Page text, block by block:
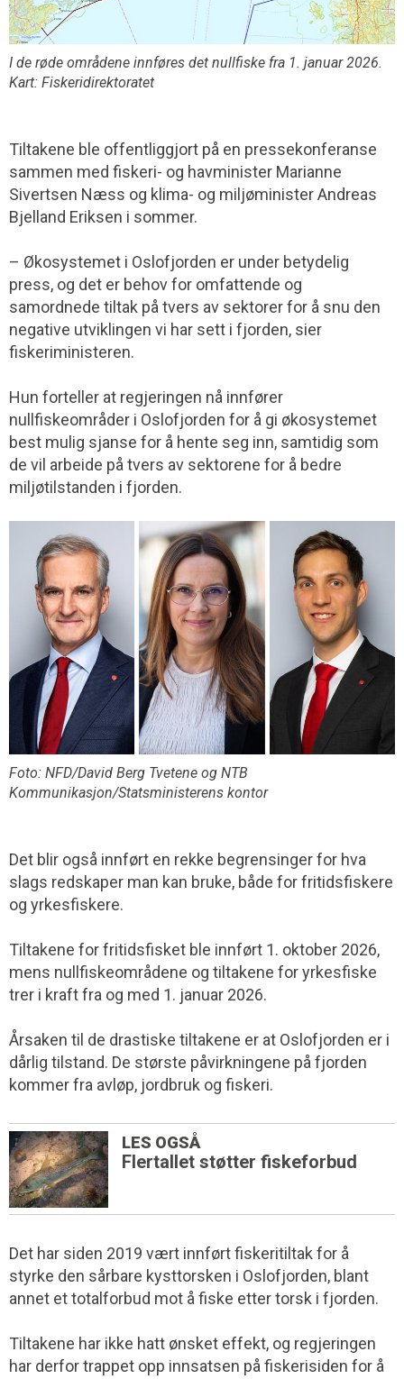
I de røde områdene innføres det nullfiske fra 1. januar 2026.
Kart: Fiskeridirektoratet
Tiltakene ble offentliggjort på en pressekonferanse
sammen med fiskeri- og havminister Marianne
Sivertsen Næss og klima- og miljøminister Andreas
Bjelland Eriksen i sommer.
– Økosystemet i Oslofjorden er under betydelig
press, og det er behov for omfattende og
samordnede tiltak på tvers av sektorer for å snu den
negative utviklingen vi har sett i fjorden, sier
fiskeriministeren.
Hun forteller at regjeringen nå innfører
nullfiskeområder i Oslofjorden for å gi økosystemet
best mulig sjanse for å hente seg inn, samtidig som
de vil arbeide på tvers av sektorene for å bedre
miljøtilstanden i fjorden.
Foto: NFD/David Berg Tvetene og NTB
Kommunikasjon/Statsministerens kontor
Det blir også innført en rekke begrensinger for hva
slags redskaper man kan bruke, både for fritidsfiskere
og yrkesfiskere.
Tiltakene for fritidsfisket ble innført 1. oktober 2026,
mens nullfiskeområdene og tiltakene for yrkesfiske
trer i kraft fra og med 1. januar 2026.
Årsaken til de drastiske tiltakene er at Oslofjorden er i
dårlig tilstand. De største påvirkningene på fjorden
kommer fra avløp, jordbruk og fiskeri.
LES OGSÅ
Flertallet støtter fiskeforbud
Det har siden 2019 vært innført fiskeritiltak for å
styrke den sårbare kysttorsken i Oslofjorden, blant
annet et totalforbud mot å fiske etter torsk i fjorden.
Tiltakene har ikke hatt ønsket effekt, og regjeringen
har derfor trappet opp innsatsen på fiskerisiden for å